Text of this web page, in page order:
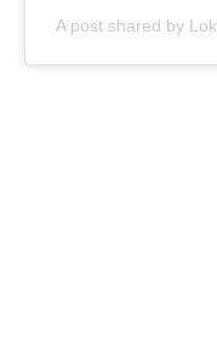
A post shared by